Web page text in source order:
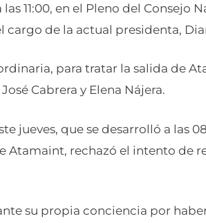
las 11:00, en el Pleno del Consejo
cargo de la actual presidenta,
para tratar la salida de
Cabrera y Elena Nájera.
jueves, que se desarrolló a las
Atamaint, rechazó el intento de
su propia conciencia por